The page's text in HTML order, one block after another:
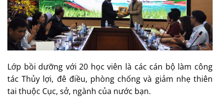
Lớp bồi dưỡng với 20 học viên là các cán bộ làm công
tác Thủy lợi, đê điều, phòng chống và giảm nhẹ thiên
tai thuộc Cục, sở, ngành của nước bạn.